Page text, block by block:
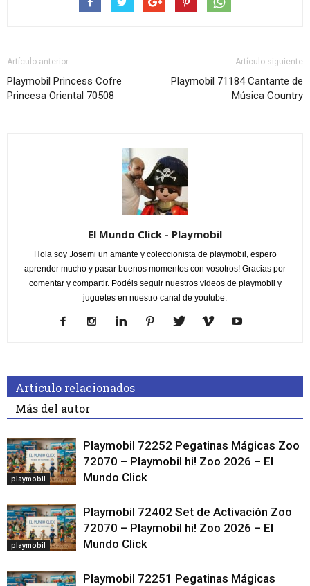
Artículo anterior
Playmobil Princess Cofre
Princesa Oriental 70508
Artículo siguiente
Playmobil 71184 Cantante de
Música Country
El Mundo Click - Playmobil
Hola soy Josemi un amante y coleccionista de playmobil, espero
aprender mucho y pasar buenos momentos con vosotros! Gracias por
comentar y compartir. Podéis seguir nuestros videos de playmobil y
juguetes en nuestro canal de youtube.
Artículo relacionados
Más del autor
playmobil
Playmobil 72252 Pegatinas Mágicas Zoo
72070 – Playmobil hi! Zoo 2026 – El
Mundo Click
playmobil
Playmobil 72402 Set de Activación Zoo
72070 – Playmobil hi! Zoo 2026 – El
Mundo Click
Playmobil 72251 Pegatinas Mágicas